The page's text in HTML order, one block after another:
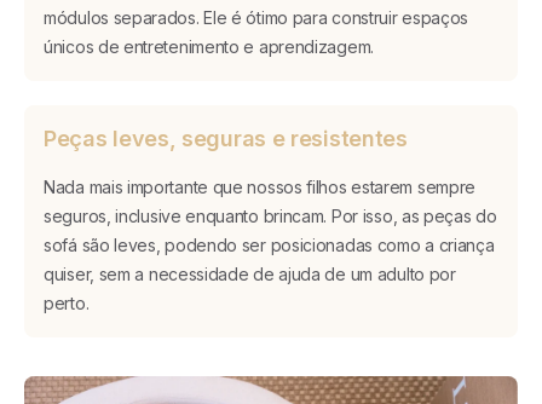
módulos separados. Ele é ótimo para construir espaços
únicos de entretenimento e aprendizagem.
Peças leves, seguras e resistentes
Nada mais importante que nossos filhos estarem sempre
seguros, inclusive enquanto brincam. Por isso, as peças do
sofá são leves, podendo ser posicionadas como a criança
quiser, sem a necessidade de ajuda de um adulto por
perto.